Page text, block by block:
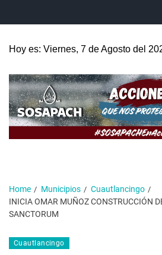
Hoy es: Viernes, 7 de Agosto del
Home Municipios
Cuautlancingo
INICIA OMAR MUÑOZ CONSTRUCCIÓN
SANCTORUM
Cuautlancingo